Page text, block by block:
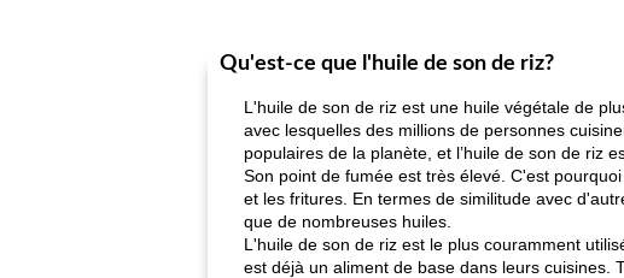
Qu'est-ce que l'huile de son de riz?
L'huile de son de riz est une huile végétale de
avec lesquelles des millions de personnes
populaires de la planète, et l’huile de son de riz
Son point de fumée est très élevé. C'est
et les fritures. En termes de similitude avec
que de nombreuses huiles.
L'huile de son de riz est le plus couramment
est déjà un aliment de base dans leurs cuisines.